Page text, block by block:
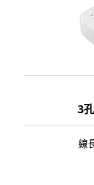
3
線